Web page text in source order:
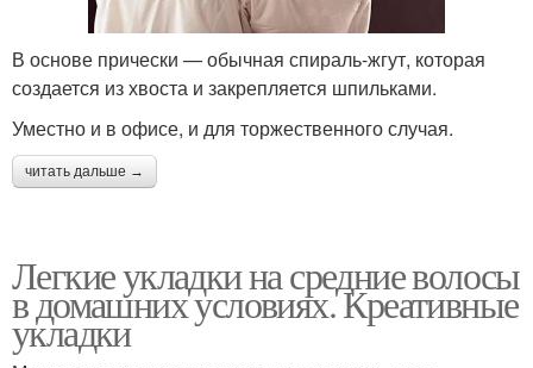
В основе прически — обычная спираль-жгут, которая
создается из хвоста и закрепляется шпильками.
Уместно и в офисе, и для торжественного случая.
читать дальше →
Легкие укладки на средние волосы
в домашних условиях. Креативные
укладки